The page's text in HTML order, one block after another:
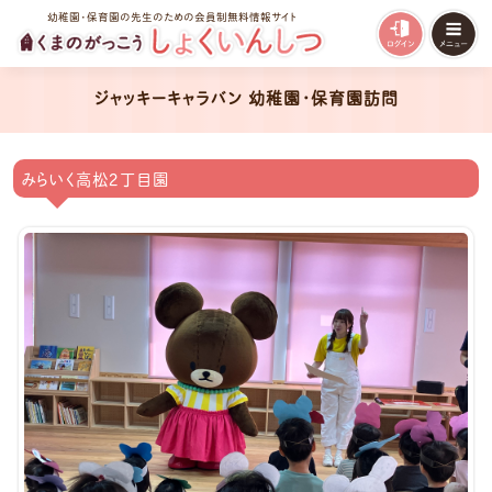
幼稚園・保育園の先生のための会員制無料情報サイト
ジャッキーキャラバン 幼稚園・保育園訪問
みらいく高松２丁目園